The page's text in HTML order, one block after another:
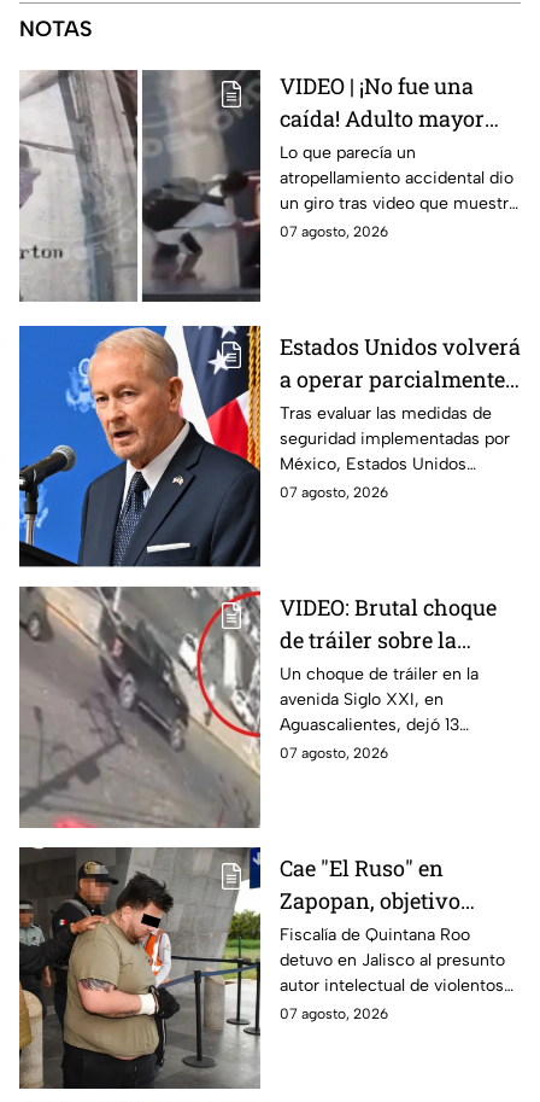
NOTAS
VIDEO | ¡No fue una
caída! Adulto mayor
muere atropellado por
tráiler; joven lo empujó
en Monterrey
Lo que parecía un
atropellamiento accidental dio
un giro tras video que muestra
cómo un joven empujó a
07 agosto, 2026
Estados Unidos volverá
a operar parcialmente
en Michoacán tras
suspensión por
motivos de seguridad
Tras evaluar las medidas de
seguridad implementadas por
México, Estados Unidos
reanudará parcialmente sus
07 agosto, 2026
VIDEO: Brutal choque
de tráiler sobre la
avenida Siglo XXI en
Aguascalientes deja
varios heridos y
destrozos
Un choque de tráiler en la
avenida Siglo XXI, en
Aguascalientes, dejó 13
heridos y varios vehículos
07 agosto, 2026
Cae "El Ruso" en
Zapopan, objetivo
prioritario en Playa del
Carmen
Fiscalía de Quintana Roo
detuvo en Jalisco al presunto
autor intelectual de violentos
ataques en fraccionamientos
07 agosto, 2026